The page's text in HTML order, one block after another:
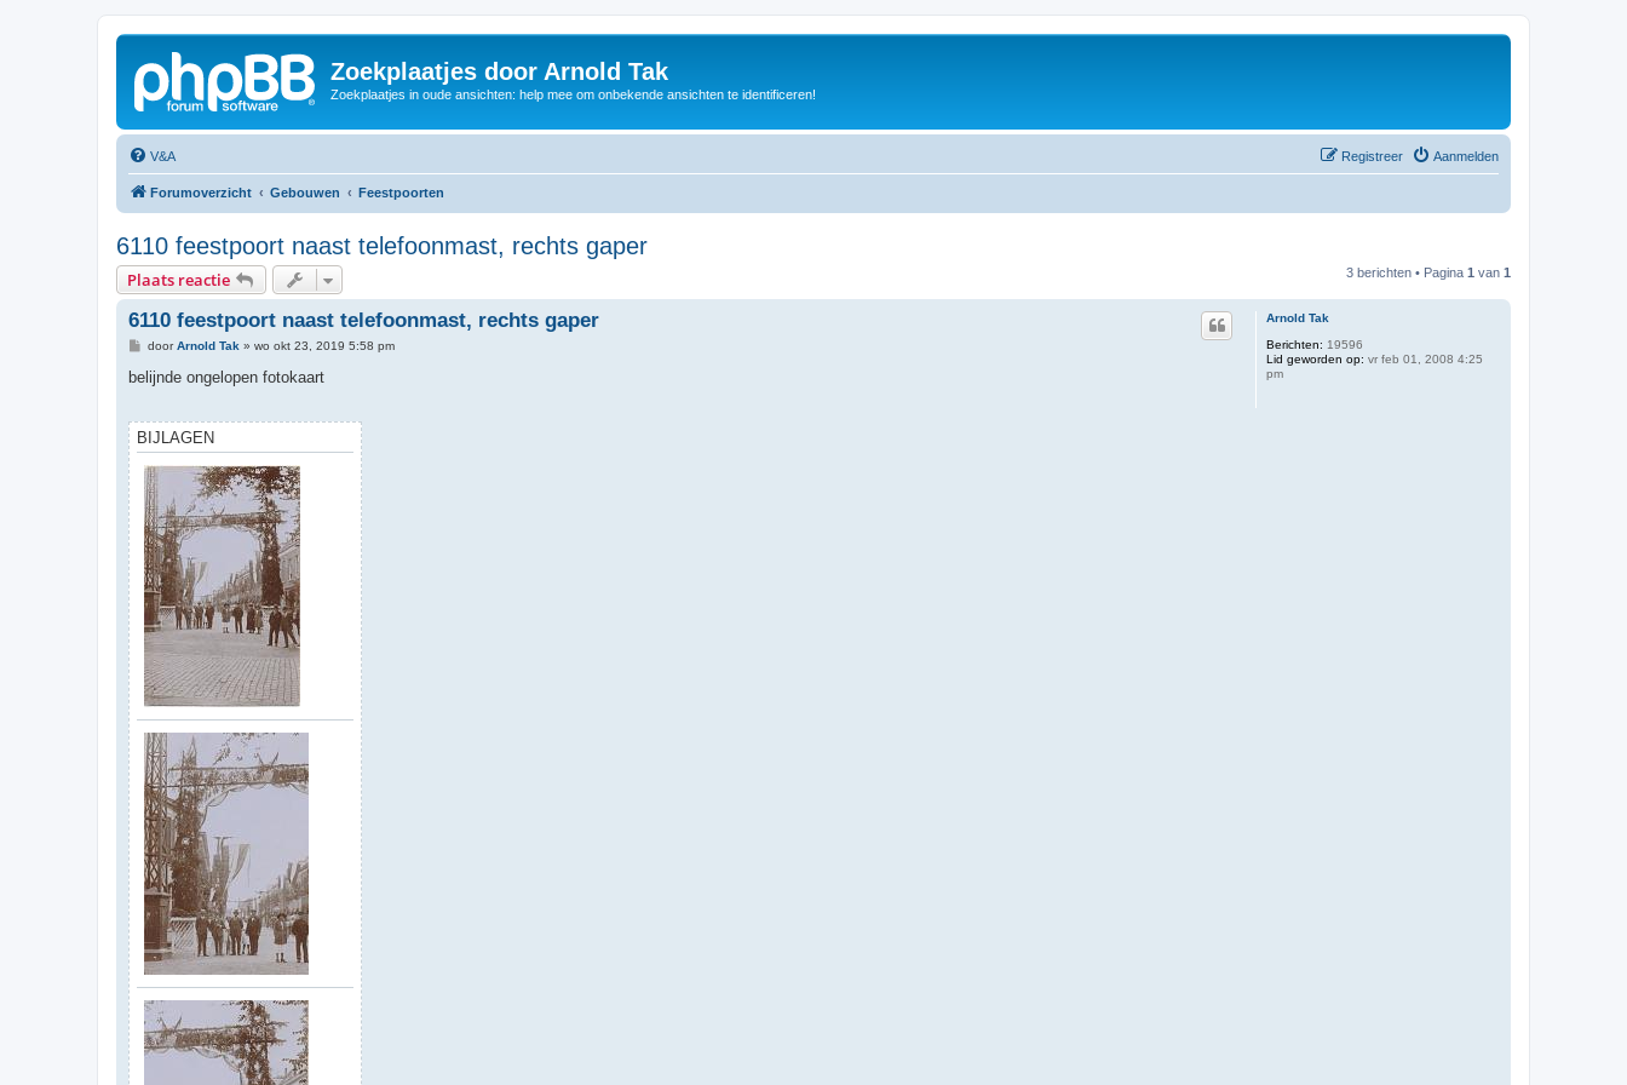
Zoekplaatjes door Arnold Tak
Zoekplaatjes in oude ansichten: help mee om onbekende ansichten te identificeren!
V&A Aanmelden
Registreer
Forumoverzicht Gebouwen Feestpoorten
6110 feestpoort naast telefoonmast, rechts gaper
Plaats reactie 3 berichten • Pagina 1 van 1
Arnold Tak
Berichten: 19596
Lid geworden op: vr feb 01, 2008 4:25
pm
6110 feestpoort naast telefoonmast, rechts gaper
B
r
t
doorArnold Tak » wo okt 23, 2019 5:58 pm
belijnde ongelopen fotokaart
BIJLAGEN